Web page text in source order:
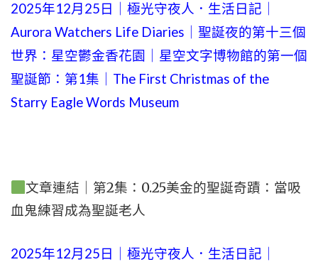
2025年12月25日｜極光守夜人．生活日記｜
Aurora Watchers Life Diaries｜聖誕夜的第十三個
世界：星空鬱金香花園｜星空文字博物館的第一個
聖誕節：第1集｜The First Christmas of the
Starry Eagle Words Museum
文章連結｜第2集：0.25美金的聖誕奇蹟：當吸
血鬼練習成為聖誕老人
2025年12月25日｜極光守夜人．生活日記｜